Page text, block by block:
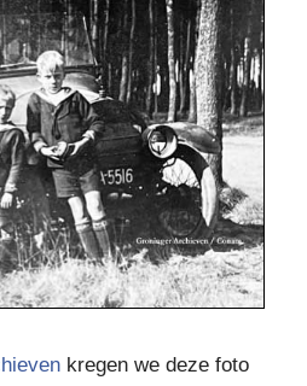
kregen we deze foto